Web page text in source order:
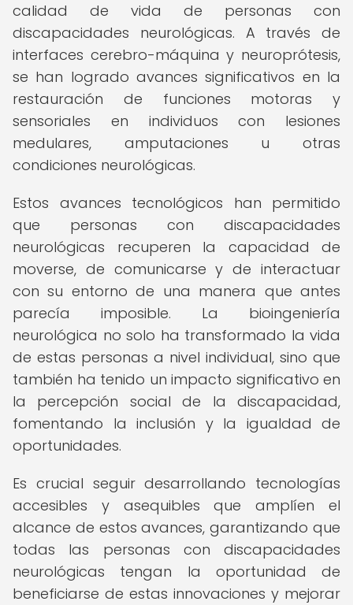
calidad de vida de personas con
discapacidades neurológicas. A través de
interfaces cerebro-máquina y neuroprótesis,
se han logrado avances significativos en la
restauración de funciones motoras y
sensoriales en individuos con lesiones
medulares, amputaciones u otras
condiciones neurológicas.
Estos avances tecnológicos han permitido
que personas con discapacidades
neurológicas recuperen la capacidad de
moverse, de comunicarse y de interactuar
con su entorno de una manera que antes
parecía imposible. La bioingeniería
neurológica no solo ha transformado la vida
de estas personas a nivel individual, sino que
también ha tenido un impacto significativo en
la percepción social de la discapacidad,
fomentando la inclusión y la igualdad de
oportunidades.
Es crucial seguir desarrollando tecnologías
accesibles y asequibles que amplíen el
alcance de estos avances, garantizando que
todas las personas con discapacidades
neurológicas tengan la oportunidad de
beneficiarse de estas innovaciones y mejorar